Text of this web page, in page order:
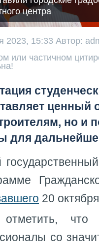
центра
2023, 15:33 Автор:
или частичном
но и
для
20
что
со